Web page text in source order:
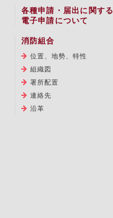
各種申請・届出に関する
電子申請について
消防組合
位置、地勢、特性
組織図
署所配置
連絡先
沿革